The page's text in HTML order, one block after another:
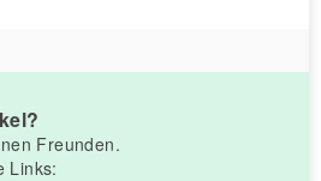
Freunden.
Links: